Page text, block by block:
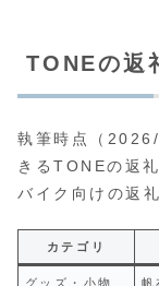
TONEの返
執筆時点（
きるTONEの返
バイク向けの返
カテゴリ
グッズ・小物 帆